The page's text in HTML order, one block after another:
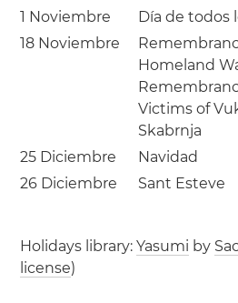
1 Noviembre
Día de todos
18 Noviembre
Homeland
Victims of
Skabrnja
25 Diciembre
Navidad
26 Diciembre
Sant Esteve
Holidays library:Yasumi by
license)